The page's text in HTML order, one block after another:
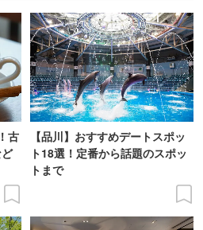
古
【品川】おすすめデートスポッ
ト18選！定番から話題のスポッ
トまで